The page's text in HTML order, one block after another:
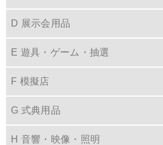
D 展示会用品
E 遊具・ゲーム・抽選
F 模擬店
G 式典用品
H 音響・映像・照明